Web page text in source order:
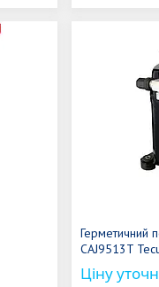
Герметичний
CAJ9513T
Ціну